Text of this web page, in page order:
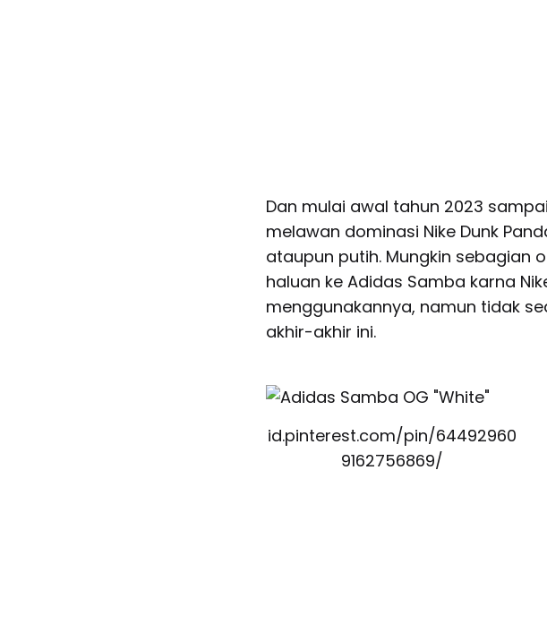
Dan mulai awal tahun 2023
melawan dominasi Nike Dunk
ataupun putih. Mungkin sebagian
haluan ke Adidas Samba karna
menggunakannya, namun tidak
akhir-akhir ini.
id.pinterest.com/pin/64492960
9162756869/